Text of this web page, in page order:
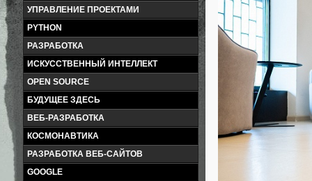
УПРАВЛЕНИЕ ПРОЕКТАМИ
PYTHON
РАЗРАБОТКА
ИСКУССТВЕННЫЙ ИНТЕЛЛЕКТ
OPEN SOURCE
БУДУЩЕЕ ЗДЕСЬ
ВЕБ-РАЗРАБОТКА
КОСМОНАВТИКА
РАЗРАБОТКА ВЕБ-САЙТОВ
GOOGLE